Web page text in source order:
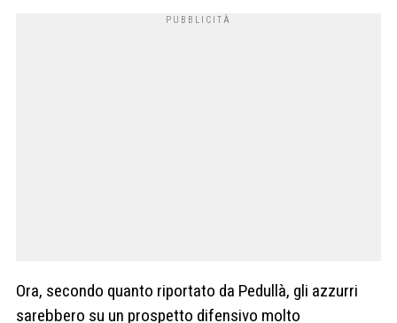
Ora, secondo quanto riportato da Pedullà, gli azzurri
sarebbero su un prospetto difensivo molto